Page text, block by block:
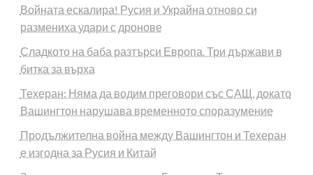
Войната ескалира! Русия и Украйна отново си
размениха удари с дронове
Сладкото на баба разтърси Европа. Три държави в
битка за върха
Техеран: Няма да водим преговори със САЩ, докато
Вашингтон нарушава временното споразумение
Продължителна война между Вашингтон и Техеран
е изгодна за Русия и Китай